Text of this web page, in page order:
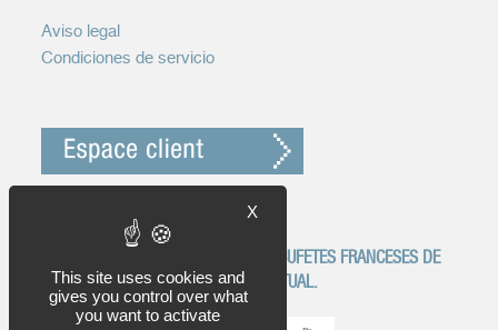
Aviso legal
Condiciones de servicio
EGYP FIGURA ENTRE LOS MEJORES BUFETES FRANCESES DE
AGENTES DE PROPRIEDAD INTELLECTUAL.
X
This site uses cookies and
gives you control over what
you want to activate